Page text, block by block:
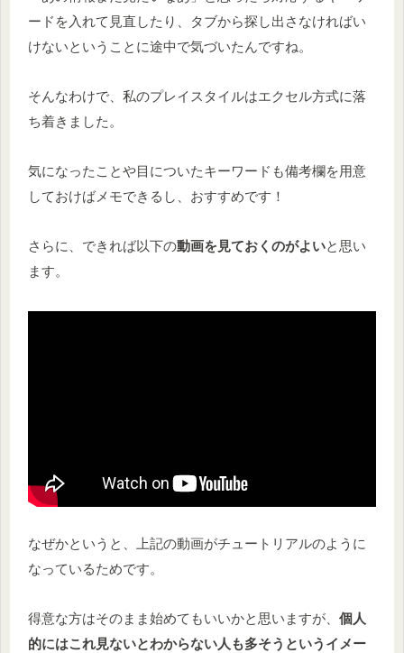
ードを入れて見直したり、タブから探し出さなければい
けないということに途中で気づいたんですね。
そんなわけで、私のプレイスタイルはエクセル方式に落
ち着きました。
気になったことや目についたキーワードも備考欄を用意
しておけばメモできるし、おすすめです！
さらに、できれば以下の動画を見ておくのがよいと思い
ます。
なぜかというと、上記の動画がチュートリアルのように
なっているためです。
得意な方はそのまま始めてもいいかと思いますが、 個人
的にはこれ見ないとわからない人も多そうというイメー